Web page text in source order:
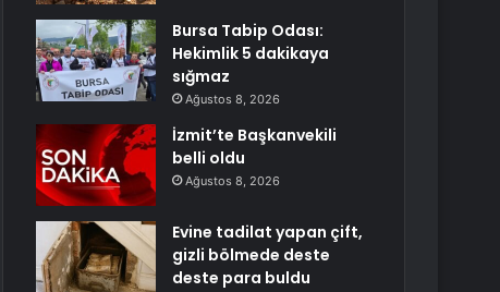
Bursa Tabip Odası:
Hekimlik 5 dakikaya
sığmaz
Ağustos 8, 2026
İzmit’te Başkanvekili
belli oldu
Ağustos 8, 2026
Evine tadilat yapan çift,
gizli bölmede deste
deste para buldu